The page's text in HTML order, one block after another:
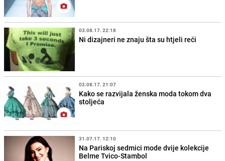
03.08.17. 22:18
Ni dizajneri ne znaju šta su htjeli reći
02.08.17. 21:07
Kako se razvijala ženska moda tokom dva
stoljeća
31.07.17. 12:10
Na Pariskoj sedmici mode dvije kolekcije
Belme Tvico-Stambol